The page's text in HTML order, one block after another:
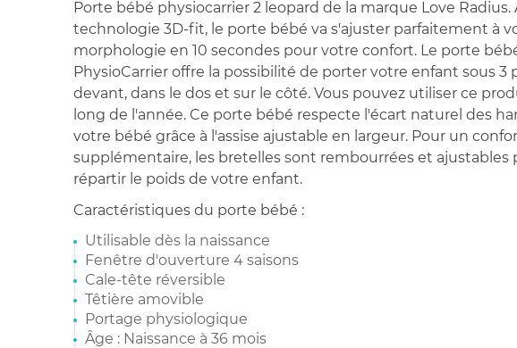
Porte bébé physiocarrier 2 leopard de la marque Love Radius.
technologie 3D-fit, le porte bébé va s'ajuster parfaitement à
morphologie en 10 secondes pour votre confort. Le porte
PhysioCarrier offre la possibilité de porter votre enfant sous 3
devant, dans le dos et sur le côté. Vous pouvez utiliser ce
long de l'année. Ce porte bébé respecte l'écart naturel des
votre bébé grâce à l'assise ajustable en largeur. Pour un
supplémentaire, les bretelles sont rembourrées et ajustables
répartir le poids de votre enfant.
Caractéristiques du porte bébé :
Utilisable dès la naissance
Fenêtre d'ouverture 4 saisons
Cale-tête réversible
Têtière amovible
Portage physiologique
Âge : Naissance à 36 mois